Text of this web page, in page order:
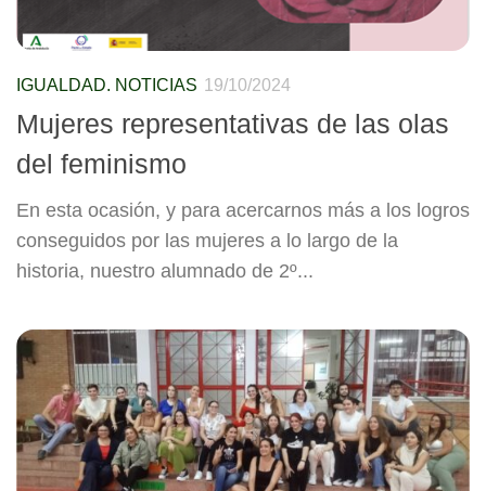
IGUALDAD. NOTICIAS 19/10/2024
Mujeres representativas de las olas
del feminismo
En esta ocasión, y para acercarnos más a los logros
conseguidos por las mujeres a lo largo de la
historia, nuestro alumnado de 2º...